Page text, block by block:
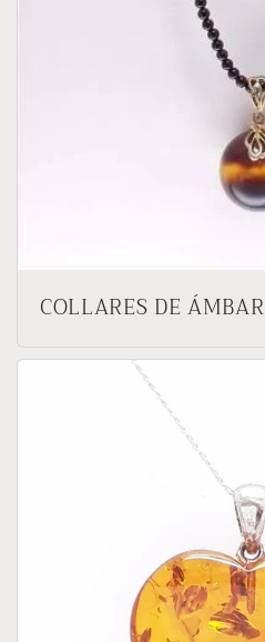
COLLARES DE ÁMBAR